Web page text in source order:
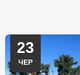
23
ЧЕР